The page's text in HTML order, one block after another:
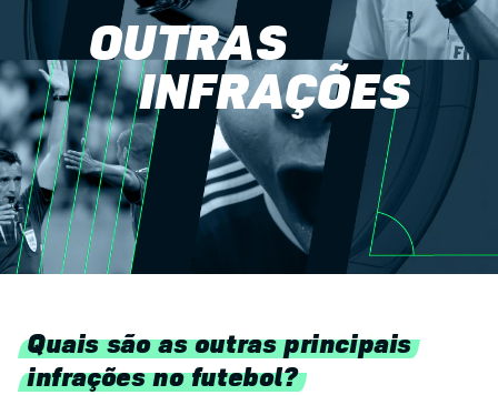
OUTRAS
INFRAÇÕES
Quais são as outras principais
infrações no futebol?